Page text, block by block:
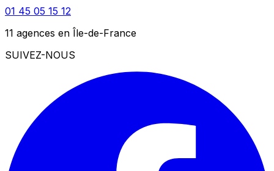
01 45 05 15 12
11 agences en Île-de-France
SUIVEZ-NOUS